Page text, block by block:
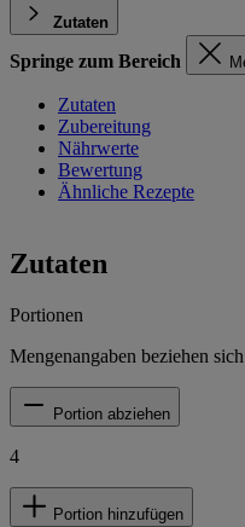
Zutaten
Springe zum Bereich
Zutaten
Zubereitung
Nährwerte
Bewertung
Ähnliche Rezepte
Zutaten
Portionen
Mengenangaben beziehen
Portion abziehen
4
Portion hinzufügen